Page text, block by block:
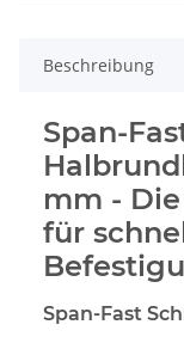
Beschreibung
Span-
mm -
für
Span-Fast